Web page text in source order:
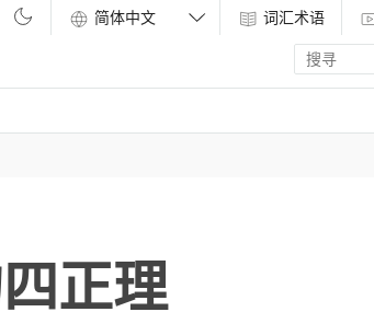
词汇术语
Enter
search
term
正理